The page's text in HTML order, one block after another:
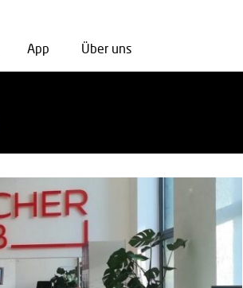
App Über uns